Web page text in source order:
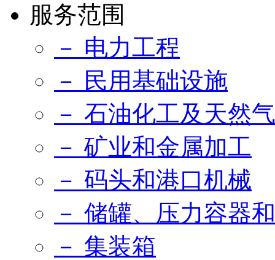
服务范围
－ 电力工程
－ 民用基础设施
－ 石油化工及天然气
－ 矿业和金属加工
－ 码头和港口机械
－ 储罐、压力容器
－ 集装箱